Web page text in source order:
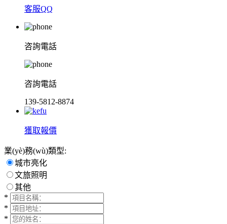
客服QQ
咨詢電話
咨詢電話
139-5812-8874
獲取報價
業(yè)務(wù)類型:
城市亮化
文旅照明
其他
*
*
*